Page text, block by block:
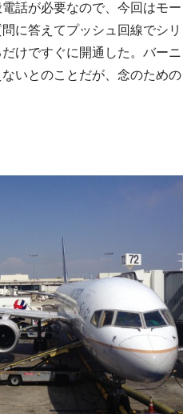
話が必要なので、今回はモー
に答えてプッシュ回線でシリ
けですぐに開通した。バーニ
いとのことだが、念のための